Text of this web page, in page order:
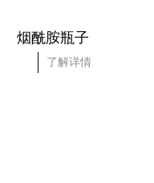
烟酰胺瓶子
了解详情